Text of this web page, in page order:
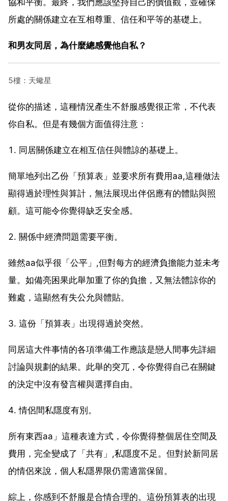
所處的關係建立在互相尊重、信任和平等的基礎上。
和男友同居，為什麼總感覺他自私？
5樓：天蠍星
從你的描述，這種情況產生不舒服感覺很正常，不代表
你自私。但是有幾個方面值得注意：
1. 同居關係建立在相互信任與體諒的基礎上。
簡單地列出乙份「預算表」並要求所有費用aa,這種做法
顯得過於理性與算計，無法展現出伴侶應有的體貼與照
顧。這可能令你覺得缺乏安全感。
2. 關係中經濟問題需要平衡。
雖然aa似乎很「公平」,但對每方的經濟負擔能力並未考
量。如備亮困果此舉加重了你的負擔，又無法體諒你的
難處，這顯然有失公允與體貼。
3. 這份「預算表」出現得過於突然。
同居這大件事情的各項準備工作應該是戀人間事先詳細
討論與規劃的結果。此舉的突兀，令你覺得自己在關鍵
的決定中沒有發言權與選擇自由。
4. 情侶間私隱度有別。
所有東西aa」這種表達方式，令你覺得整個居住空間及
費用，完全變成了「共有」,私隱度不足。但對於新同居
的情侶來說，個人私隱界限仍需適當保留。
綜上，你感到不舒服是合情合理的。這份預算表的出現